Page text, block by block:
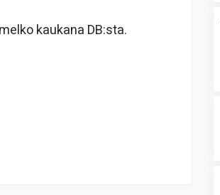
melko kaukana DB:sta.